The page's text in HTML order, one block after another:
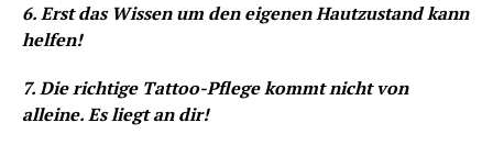
6. Erst das Wissen um den eigenen Hautzustand kann
helfen!
7. Die richtige Tattoo-Pflege kommt nicht von
alleine. Es liegt an dir!